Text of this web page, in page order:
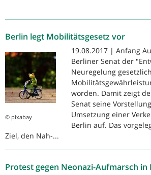
Berlin legt Mobilitätsgesetz vor
© pixabay
19.08.2017 | Anfang
Berliner Senat der
Neuregelung
worden. Damit zeigt
Senat seine
Umsetzung einer
Berlin auf. Das
Ziel, den Nah-...
Protest gegen Neonazi-Aufmarsch in